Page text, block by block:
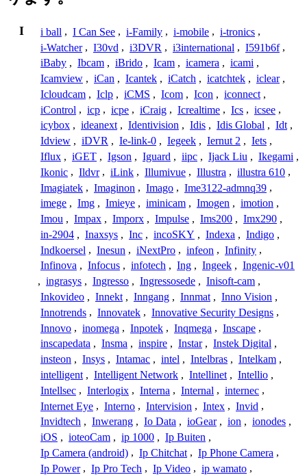
I i ball , I Can See , i-Family , i-mobile , i-tronics ,
i-Watcher , I30vd , i3DVR , i3international , I591b6f ,
iBaby , Ibcam , iBrido , Icam , icamera , icami ,
Icamview , iCan , Icantek , iCatch , icatchtek , iclear ,
Icloudcam , Iclp , iCMS , Icom , Icon , iconnect ,
iControl , icp , icpe , iCraig , Icrealtime , Ics , icsee ,
icybox , ideanext , Identivision , Idis , Idis Global , Idt ,
Idview , iDVR , Ie-link-0 , Iegeek , Iernut 2 , Iets ,
Iflux , iGET , Igson , Iguard , iipc , Ijack Liu , Ikegami ,
Ikonic , Ildvr , iLink , Illumivue , Illustra , illustra 610 ,
Imagiatek , Imaginon , Imago , Ime3122-admnq39 ,
imege , Img , Imieye , iminicam , Imogen , imotion ,
Imou , Impax , Imporx , Impulse , Ims200 , Imx290 ,
in-2904 , Inaxsys , Inc , incoSKY , Indexa , Indigo ,
Indkoersel , Inesun , iNextPro , infeon , Infinity ,
Infinova , Infocus , infotech , Ing , Ingeek , Ingenic-v01
, ingrasys , Ingresso , Ingressosede , Inisoft-cam ,
Inkovideo , Innekt , Inngang , Innmat , Inno Vision ,
Innotrends , Innovatek , Innovative Security Designs ,
Innovo , inomega , Inpotek , Inqmega , Inscape ,
inscapedata , Insma , inspire , Instar , Instek Digital ,
insteon , Insys , Intamac , intel , Intelbras , Intelkam ,
intelligent , Intelligent Network , Intellinet , Intellio ,
Intellsec , Interlogix , Interna , Internal , internec ,
Internet Eye , Interno , Intervision , Intex , Invid ,
Invidtech , Inwerang , Io Data , ioGear , ion , ionodes ,
iOS , ioteoCam , ip 1000 , Ip Buiten ,
Ip Camera (android) , Ip Chitchat , Ip Phone Camera ,
Ip Power , Ip Pro Tech , Ip Video , ip wamato ,